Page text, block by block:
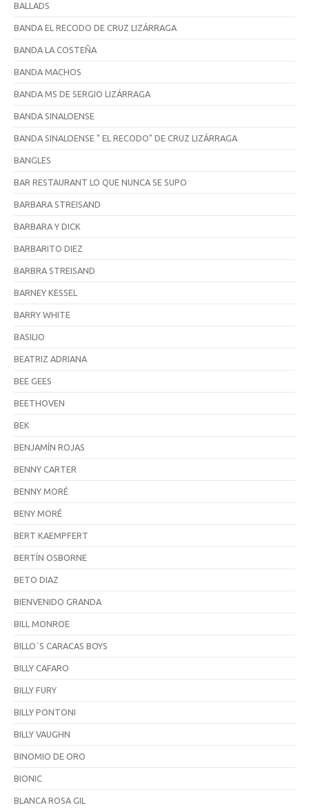
BALLADS
BANDA EL RECODO DE CRUZ LIZÁRRAGA
BANDA LA COSTEÑA
BANDA MACHOS
BANDA MS DE SERGIO LIZÁRRAGA
BANDA SINALOENSE
BANDA SINALOENSE " EL RECODO" DE CRUZ LIZÁRRAGA
BANGLES
BAR RESTAURANT LO QUE NUNCA SE SUPO
BARBARA STREISAND
BARBARA Y DICK
BARBARITO DIEZ
BARBRA STREISAND
BARNEY KESSEL
BARRY WHITE
BASILIO
BEATRIZ ADRIANA
BEE GEES
BEETHOVEN
BEK
BENJAMÍN ROJAS
BENNY CARTER
BENNY MORÉ
BENY MORÉ
BERT KAEMPFERT
BERTÍN OSBORNE
BETO DIAZ
BIENVENIDO GRANDA
BILL MONROE
BILLO´S CARACAS BOYS
BILLY CAFARO
BILLY FURY
BILLY PONTONI
BILLY VAUGHN
BINOMIO DE ORO
BIONIC
BLANCA ROSA GIL